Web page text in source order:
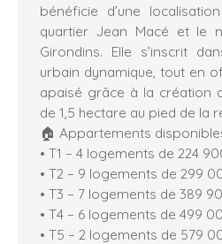
bénéficie d’une
quartier Jean Macé et le
Girondins. Elle s’inscrit
urbain dynamique, tout en
apaisé grâce à la création
de 1,5 hectare au pied de la
🏠 Appartements
• T1 – 4 logements de 224
• T2 – 9 logements de 299
• T3 – 7 logements de 389
• T4 – 6 logements de 499
• T5 – 2 logements de 579